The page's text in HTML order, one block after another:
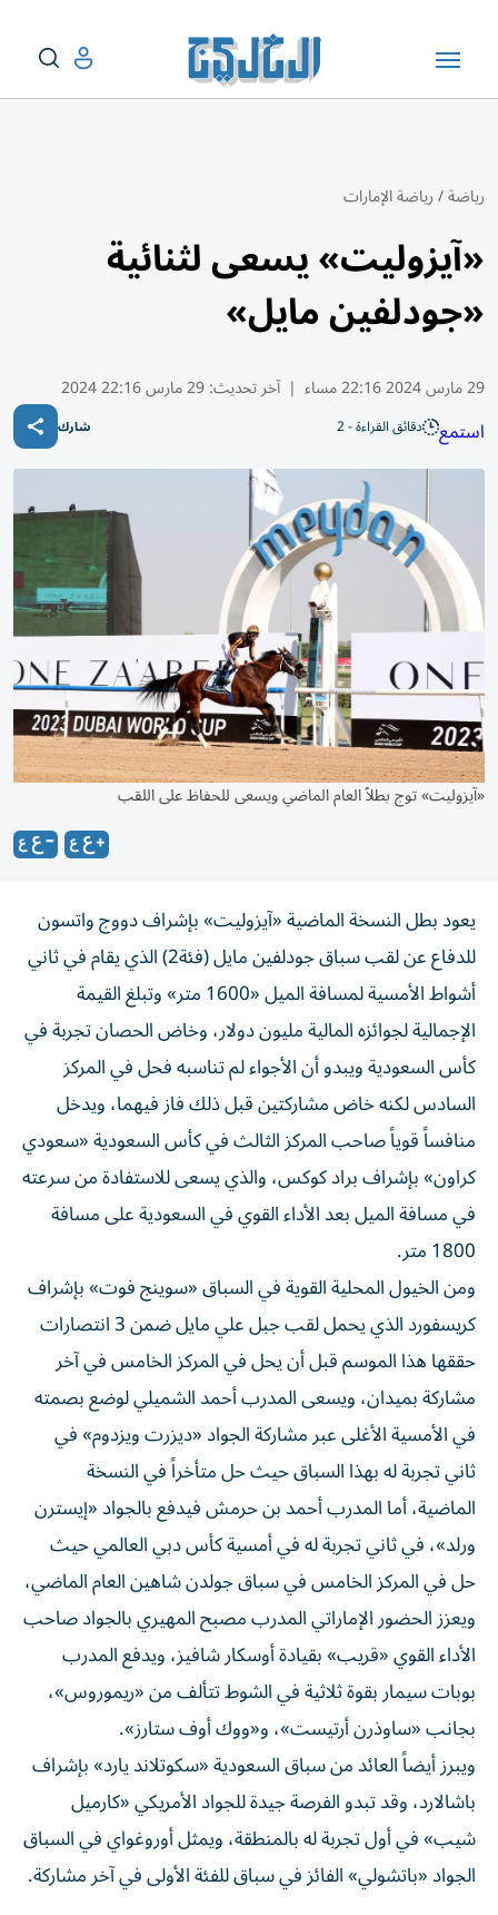
رياضة/رياضة الإمارات
«آيزوليت» يسعى لثنائية
«جودلفين مايل»
29 مارس 2024 22:16 مساء | آخر تحديث:29 مارس 22:16 2024
استمع دقائق القراءة - 2 شارك
«آيزوليت» توج بطلاً العام الماضي ويسعى للحفاظ على اللقب
يعود بطل النسخة الماضية «آيزوليت» بإشراف دووج واتسون
للدفاع عن لقب سباق جودلفين مايل (فئة2) الذي يقام في ثاني
أشواط الأمسية لمسافة الميل «1600 متر» وتبلغ القيمة
الإجمالية لجوائزه المالية مليون دولار، وخاض الحصان تجربة في
كأس السعودية ويبدو أن الأجواء لم تناسبه فحل في المركز
السادس لكنه خاض مشاركتين قبل ذلك فاز فيهما، ويدخل
منافساً قوياً صاحب المركز الثالث في كأس السعودية «سعودي
كراون» بإشراف براد كوكس، والذي يسعى للاستفادة من سرعته
في مسافة الميل بعد الأداء القوي في السعودية على مسافة
1800 متر.
ومن الخيول المحلية القوية في السباق «سوينج فوت» بإشراف
كريسفورد الذي يحمل لقب جبل علي مايل ضمن 3 انتصارات
حققها هذا الموسم قبل أن يحل في المركز الخامس في آخر
مشاركة بميدان، ويسعى المدرب أحمد الشميلي لوضع بصمته
في الأمسية الأغلى عبر مشاركة الجواد «ديزرت ويزدوم» في
ثاني تجربة له بهذا السباق حيث حل متأخراً في النسخة
الماضية، أما المدرب أحمد بن حرمش فيدفع بالجواد «إيسترن
ورلد»، في ثاني تجربة له في أمسية كأس دبي العالمي حيث
حل في المركز الخامس في سباق جولدن شاهين العام الماضي،
ويعزز الحضور الإماراتي المدرب مصبح المهيري بالجواد صاحب
الأداء القوي «قريب» بقيادة أوسكار شافيز، ويدفع المدرب
بوبات سيمار بقوة ثلاثية في الشوط تتألف من «ريموروس»،
بجانب «ساوذرن أرتيست»، و«ووك أوف ستارز».
ويبرز أيضاً العائد من سباق السعودية «سكوتلاند يارد» بإشراف
باشالارد، وقد تبدو الفرصة جيدة للجواد الأمريكي «كارميل
شيب» في أول تجربة له بالمنطقة، ويمثل أوروغواي في السباق
الجواد «باتشولي» الفائز في سباق للفئة الأولى في آخر مشاركة.